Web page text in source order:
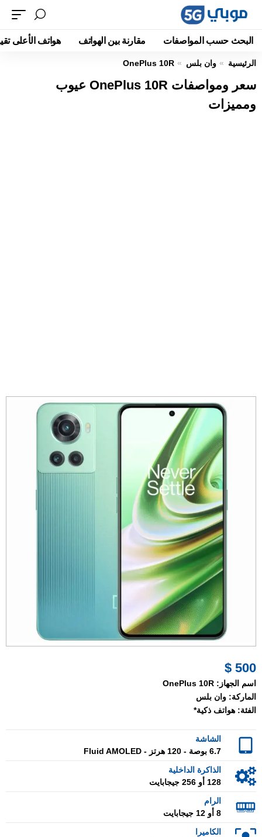
البحث حسب المواصفات مقارنة بين الهواتف هواتف الأعلى
الرئيسية وان بلس OnePlus 10R
سعر ومواصفات OnePlus 10R عيوب
ومميزات
500 $
اسم الجهاز: OnePlus 10R
الماركة: وان بلس
الفئة: هواتف ذكية*
الشاشة
6.7 بوصة - 120 هرتز - Fluid AMOLED
الذاكرة الداخلية
128 أو 256 جيجابايت
الرام
8 أو 12 جيجابايت
الكاميرا